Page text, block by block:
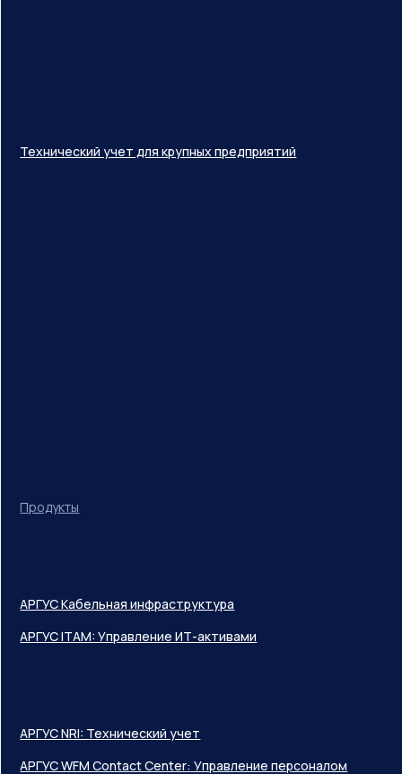
Продукты
АРГУС NRI: Технический учет
АРГУС WFM Contact Center: Управление персоналом
Технический учет для крупных предприятий
АРГУС Кабельная инфраструктура
АРГУС ITAM: Управление ИТ-активами